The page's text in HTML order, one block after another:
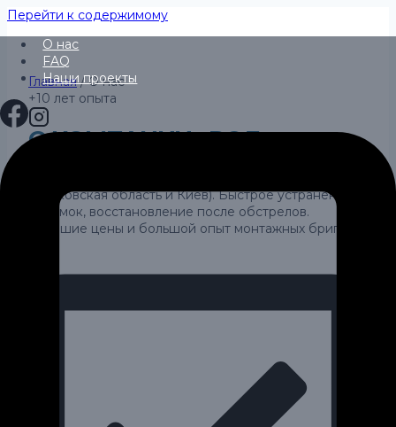
Перейти к содержимому
О нас
FAQ
Наши проекты
Главная/О нас
+10 лет опыта
О КОМПАНИИ «РОД»
Харьковская область и Киев). Быстрое устранение
поломок, восстановление после обстрелов.
Хорошие цены и большой опыт монтажных бригад.